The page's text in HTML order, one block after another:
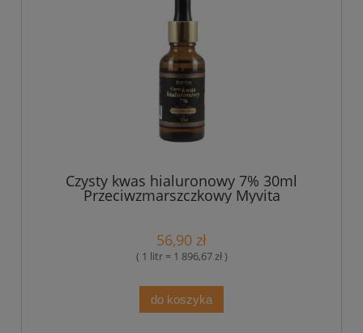
Czysty kwas hialuronowy 7% 30ml
Przeciwzmarszczkowy Myvita
56,90 zł
( 1 litr = 1 896,67 zł )
do koszyka